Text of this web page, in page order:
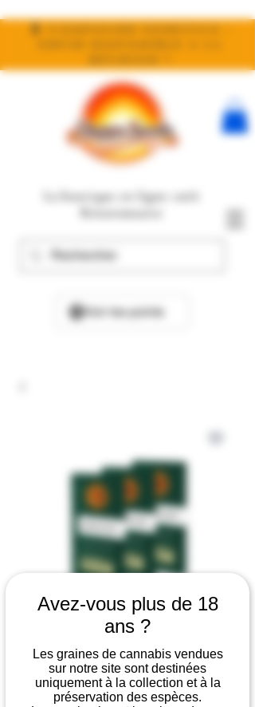
Avez-vous plus de 18
ans ?
Les graines de cannabis vendues
sur notre site sont destinées
uniquement à la collection et à la
préservation des espèces.
🧬 Compound Genetics :
La boutique en ligne 100%
Réunionnaise
Voir les points
Banana Punch
44,90 €Prix